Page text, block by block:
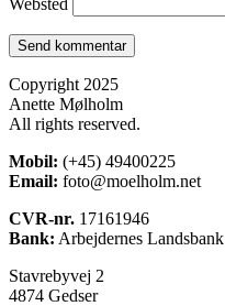
Copyright 2025
Anette Mølholm
All rights reserved.
Mobil: (+45) 49400225
Email: foto@moelholm.net
CVR-nr. 17161946
Bank: Arbejdernes Landsbank
Stavrebyvej 2
4874 Gedser